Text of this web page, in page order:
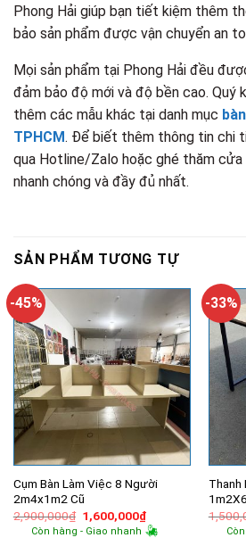
Phong Hải giúp bạn tiết kiệm thêm
bảo sản phẩm được vận chuyển an
Mọi sản phẩm tại Phong Hải đều
đảm bảo độ mới và độ bền cao. Quý
thêm các mẫu khác tại danh mục
TPHCM. Để biết thêm thông tin chi
qua Hotline/Zalo hoặc ghé thăm
nhanh chóng và đầy đủ nhất.
SẢN PHẨM TƯƠNG TỰ
-45%
Cụm Bàn Làm Việc 8 Người
2m4x1m2 Cũ
2,900,000₫ Giá
gốc
là:
1,600,000₫Giá
hiện
tại
Còn hàng - Giao nhanh
-33%
Thanh